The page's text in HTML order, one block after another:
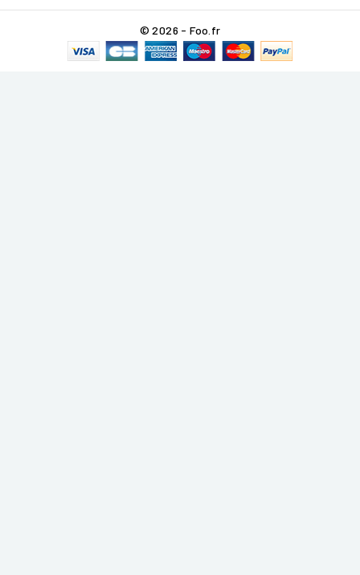
© 2026 - Foo.fr